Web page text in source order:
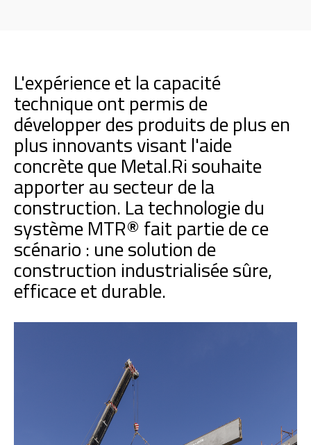
L'expérience et la capacité
technique ont permis de
développer des produits de plus en
plus innovants visant l'aide
concrète que Metal.Ri souhaite
apporter au secteur de la
construction. La technologie du
système MTR® fait partie de ce
scénario : une solution de
construction industrialisée sûre,
efficace et durable.